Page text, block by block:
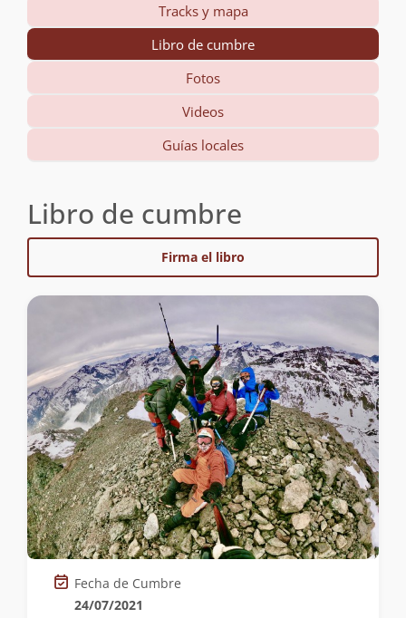
Tracks y mapa
Libro de cumbre
Fotos
Videos
Guías locales
Libro de cumbre
Firma el libro
Fecha de Cumbre
24/07/2021